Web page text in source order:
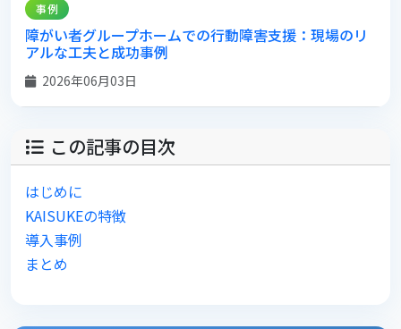
事例
障がい者グループホームでの行動障害支援：現場のリ
アルな工夫と成功事例
2026年06月03日
この記事の目次
はじめに
KAISUKEの特徴
導入事例
まとめ